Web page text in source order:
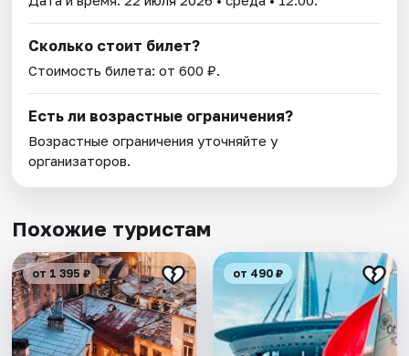
Сколько стоит билет?
Стоимость билета: от 600 ₽.
Есть ли возрастные ограничения?
Возрастные ограничения уточняйте у
организаторов.
Похожие туристам
от 1 395 ₽ от 490 ₽